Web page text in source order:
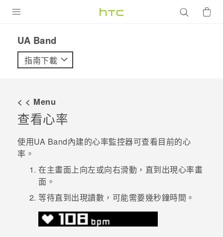
VIVE
配件
優惠專區
焦點訊息
校園專案
企業採購
銷售通路
支援服務
VIVELAND
UA Band‎
指南下載
< < Menu
查看心率
使用UA Band內建的心率監控器可查看目前的心
率。
在主畫面上向左或向右滑動，直到出現心率畫
面。
等待直到出現讀數，可能需要幾秒鐘時間。